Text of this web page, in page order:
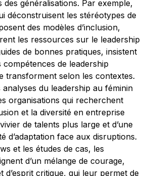
des généralisations. Par exemple,
déconstruisent les stéréotypes de
des modèles d’inclusion,
les ressources sur le leadership
de bonnes pratiques, insistent
compétences de leadership
transforment selon les contextes.
analyses du leadership au féminin
organisations qui recherchent
et la diversité en entreprise
de talents plus large et d’une
d’adaptation face aux disruptions.
et les études de cas, les
d’un mélange de courage,
d’esprit critique, qui leur permet de